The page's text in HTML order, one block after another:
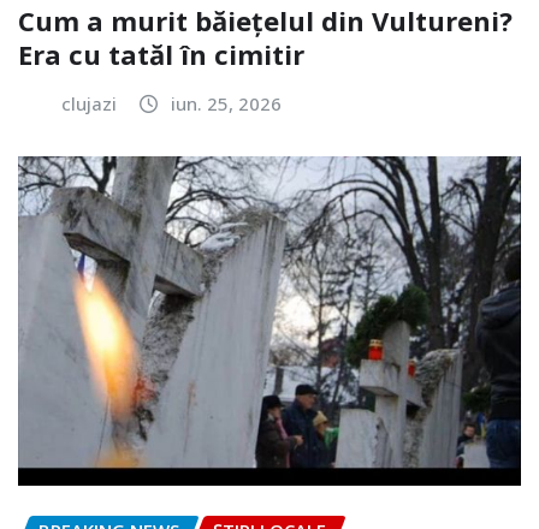
Cum a murit băiețelul din Vultureni?
Era cu tatăl în cimitir
clujazi iun. 25, 2026